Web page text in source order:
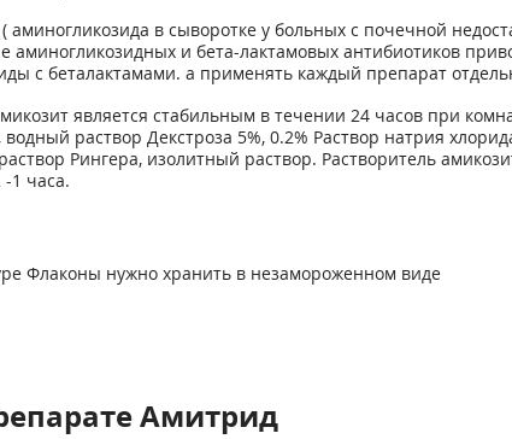
аминогликозида в сыворотке у больных с почечной
и бета-лактамовых антибиотиков
с беталактамами. а применять каждый препарат
является стабильным в течении 24 часов при
раствор Декстроза 5%, 0.2% Раствор натрия
Рингера, изолитный раствор. Растворитель
1 часа.
Флаконы нужно хранить в незамороженном виде
Амитрид